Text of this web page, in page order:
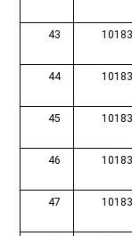
43
44
45
46
47